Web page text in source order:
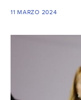
11 MARZO 2024